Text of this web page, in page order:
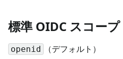
標準 OIDC スコープ
openid （デフォルト）